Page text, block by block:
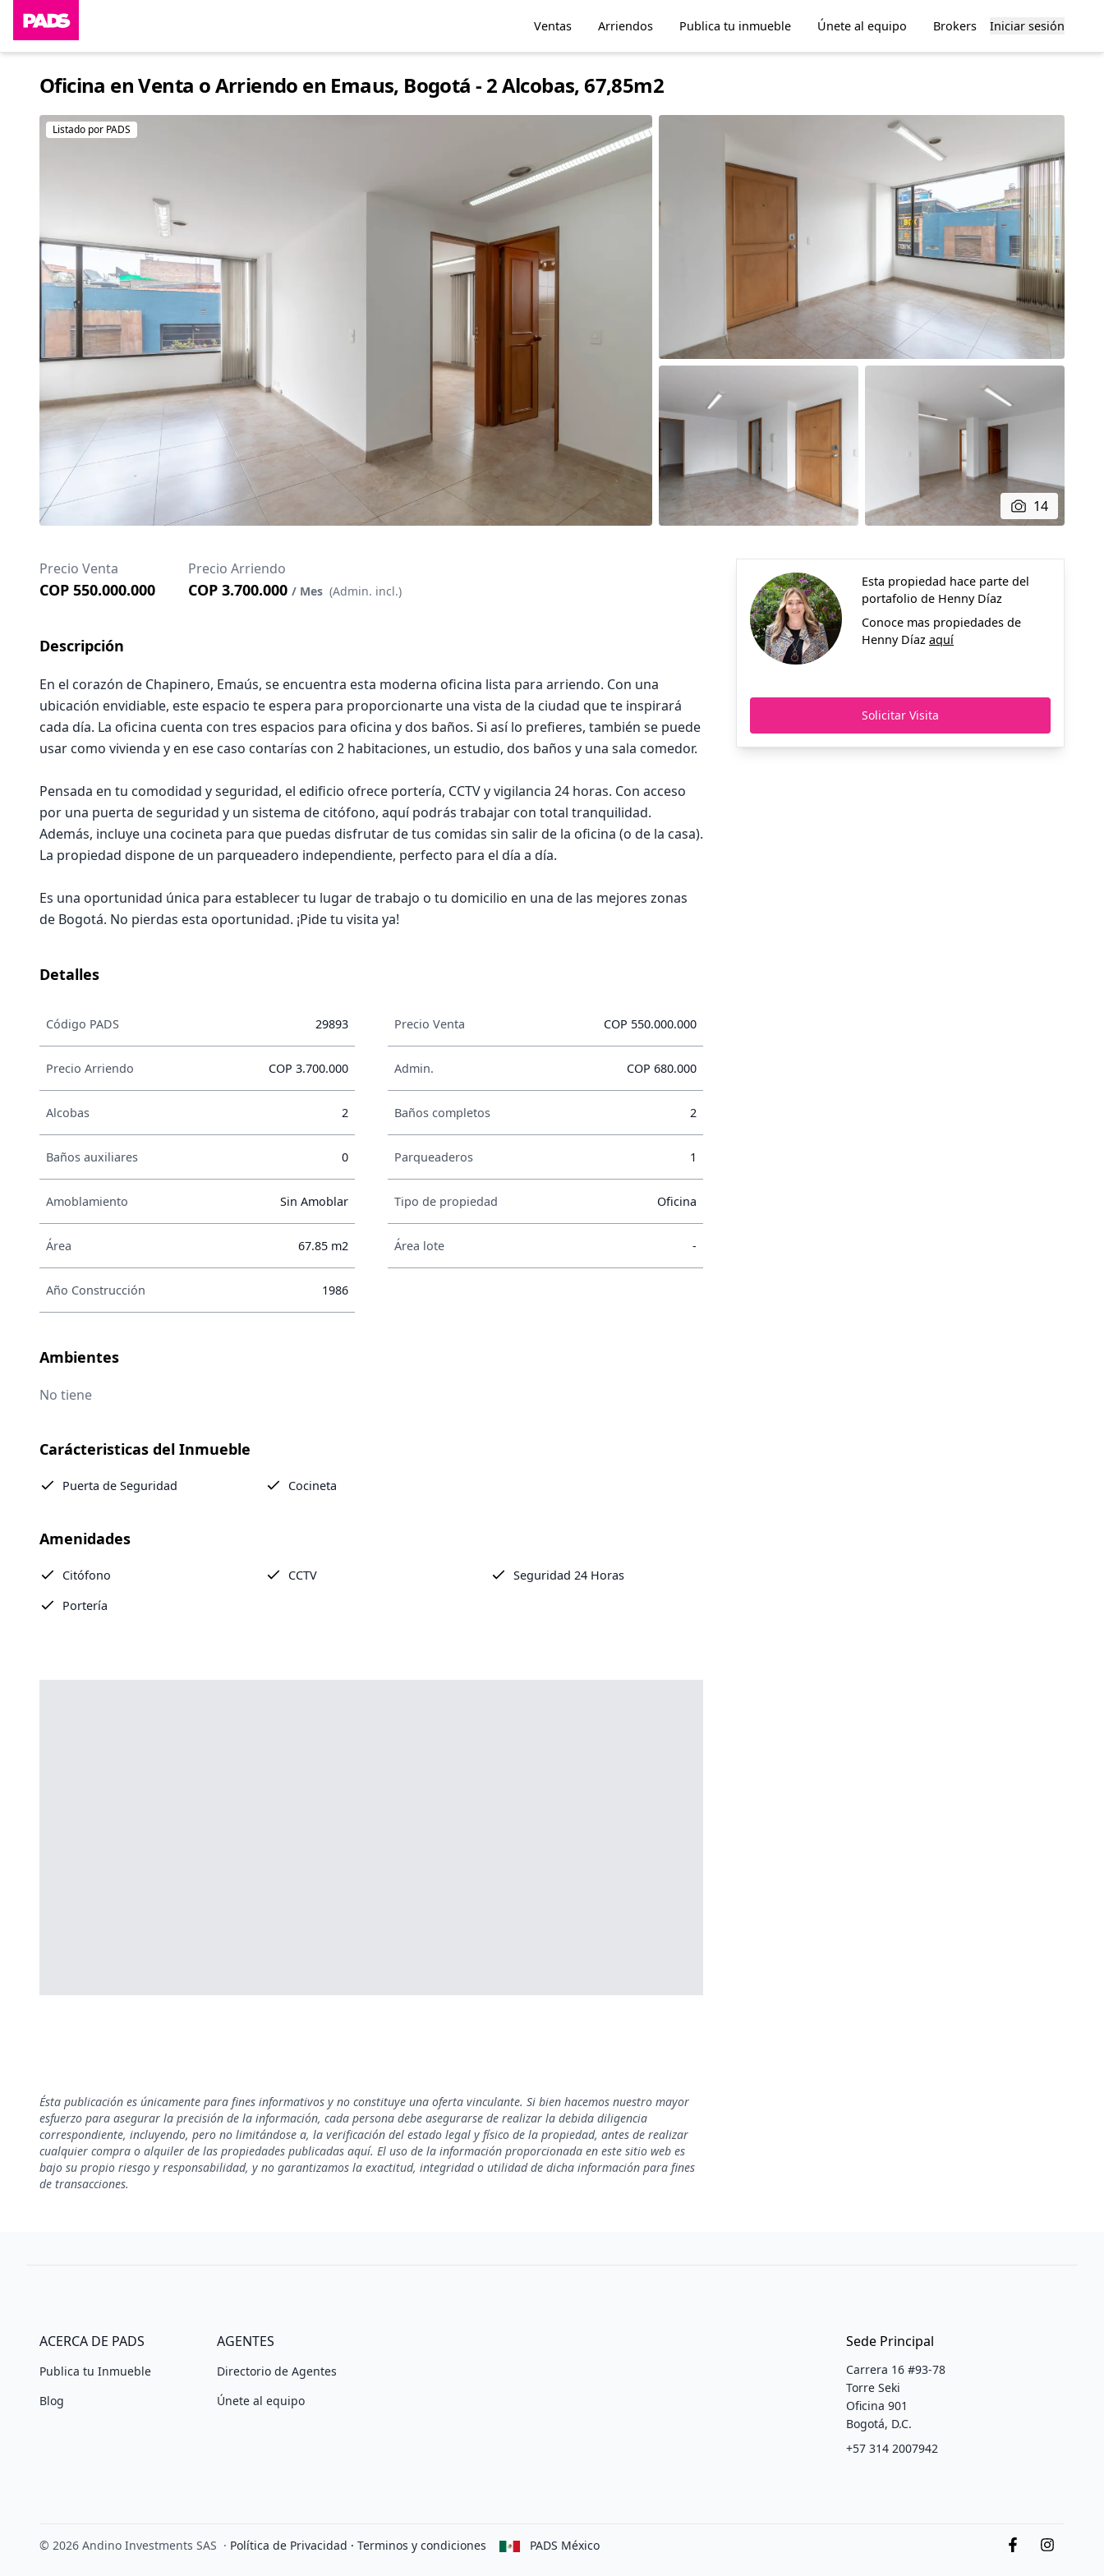
Ventas Arriendos Publica tu inmueble Únete al equipo Brokers Iniciar sesión
Oficina en Venta o Arriendo en Emaus, Bogotá - 2 Alcobas, 67,85m2
Listado por PADS
14
Precio Venta
COP 550.000.000
Precio Arriendo
COP 3.700.000 / Mes (Admin. incl.)
Descripción
En el corazón de Chapinero, Emaús, se encuentra esta moderna oficina lista para arriendo. Con una
ubicación envidiable, este espacio te espera para proporcionarte una vista de la ciudad que te inspirará
cada día. La oficina cuenta con tres espacios para oficina y dos baños. Si así lo prefieres, también se puede
usar como vivienda y en ese caso contarías con 2 habitaciones, un estudio, dos baños y una sala comedor.
Pensada en tu comodidad y seguridad, el edificio ofrece portería, CCTV y vigilancia 24 horas. Con acceso
por una puerta de seguridad y un sistema de citófono, aquí podrás trabajar con total tranquilidad.
Además, incluye una cocineta para que puedas disfrutar de tus comidas sin salir de la oficina (o de la casa).
La propiedad dispone de un parqueadero independiente, perfecto para el día a día.
Es una oportunidad única para establecer tu lugar de trabajo o tu domicilio en una de las mejores zonas
de Bogotá. No pierdas esta oportunidad. ¡Pide tu visita ya!
Detalles
Código PADS 29893 Precio Venta COP 550.000.000
Precio Arriendo COP 3.700.000 Admin. COP 680.000
Alcobas 2 Baños completos 2
Baños auxiliares 0 Parqueaderos 1
Amoblamiento Sin Amoblar Tipo de propiedad Oficina
Área 67.85 m2 Área lote -
Año Construcción 1986
Ambientes
No tiene
Carácteristicas del Inmueble
Puerta de Seguridad Cocineta
Amenidades
Citófono CCTV
Seguridad 24 Horas
Portería
Ésta publicación es únicamente para fines informativos y no constituye una oferta vinculante. Si bien hacemos nuestro mayor
esfuerzo para asegurar la precisión de la información, cada persona debe asegurarse de realizar la debida diligencia
correspondiente, incluyendo, pero no limitándose a, la verificación del estado legal y físico de la propiedad, antes de realizar
cualquier compra o alquiler de las propiedades publicadas aquí. El uso de la información proporcionada en este sitio web es
bajo su propio riesgo y responsabilidad, y no garantizamos la exactitud, integridad o utilidad de dicha información para fines
de transacciones.
Esta propiedad hace parte del
portafolio de Henny Díaz
Conoce mas propiedades de
Henny Díaz aquí
Solicitar Visita
ACERCA DE PADS
Publica tu Inmueble
Blog
AGENTES
Directorio de Agentes
Únete al equipo
Sede Principal
Carrera 16 #93-78
Torre Seki
Oficina 901
Bogotá, D.C.
+57 314 2007942
© 2026 Andino Investments SAS · Política de Privacidad · Terminos y condiciones PADS México